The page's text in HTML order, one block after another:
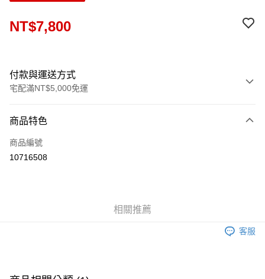
NT$7,800
付款與運送方式
宅配滿NT$5,000免運
信用卡一次付款
LINE Pay
商品特色
商品編號
10716508
相關推薦
客服